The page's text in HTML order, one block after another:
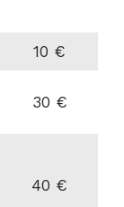
10 €
30 €
40 €